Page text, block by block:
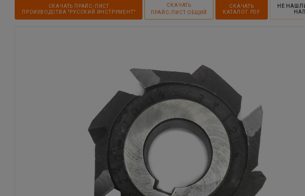
СКАЧАТЬ ПРАЙС-ЛИСТ
ПРОИЗВОДСТВА "РУССКИЙ ИНСТРУМЕНТ"
СКАЧАТЬ
ПРАЙС-ЛИСТ ОБЩИЙ
СКАЧАТЬ
КАТАЛОГ PDF
НЕ